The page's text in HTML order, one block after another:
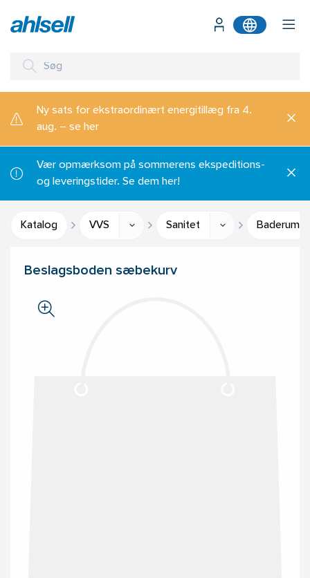
Ny sats for ekstraordinært energitillæg fra 4.
aug. – se her
Vær opmærksom på sommerens ekspeditions-
og leveringstider. Se dem her!
Katalog VVS Sanitet
Beslagsboden sæbekurv